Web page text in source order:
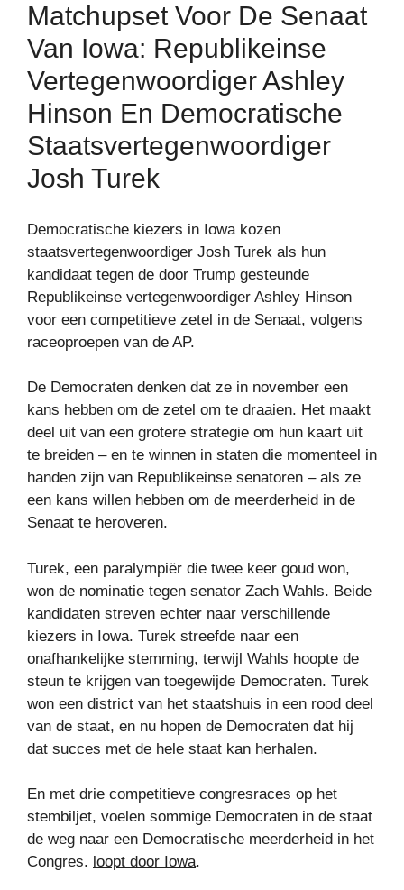
Matchupset Voor De Senaat
Van Iowa: Republikeinse
Vertegenwoordiger Ashley
Hinson En Democratische
Staatsvertegenwoordiger
Josh Turek
Democratische kiezers in Iowa kozen
staatsvertegenwoordiger Josh Turek als hun
kandidaat tegen de door Trump gesteunde
Republikeinse vertegenwoordiger Ashley Hinson
voor een competitieve zetel in de Senaat, volgens
raceoproepen van de AP.
De Democraten denken dat ze in november een
kans hebben om de zetel om te draaien. Het maakt
deel uit van een grotere strategie om hun kaart uit
te breiden – en te winnen in staten die momenteel in
handen zijn van Republikeinse senatoren – als ze
een kans willen hebben om de meerderheid in de
Senaat te heroveren.
Turek, een paralympiër die twee keer goud won,
won de nominatie tegen senator Zach Wahls. Beide
kandidaten streven echter naar verschillende
kiezers in Iowa. Turek streefde naar een
onafhankelijke stemming, terwijl Wahls hoopte de
steun te krijgen van toegewijde Democraten. Turek
won een district van het staatshuis in een rood deel
van de staat, en nu hopen de Democraten dat hij
dat succes met de hele staat kan herhalen.
En met drie competitieve congresraces op het
stembiljet, voelen sommige Democraten in de staat
de weg naar een Democratische meerderheid in het
Congres. loopt door Iowa.